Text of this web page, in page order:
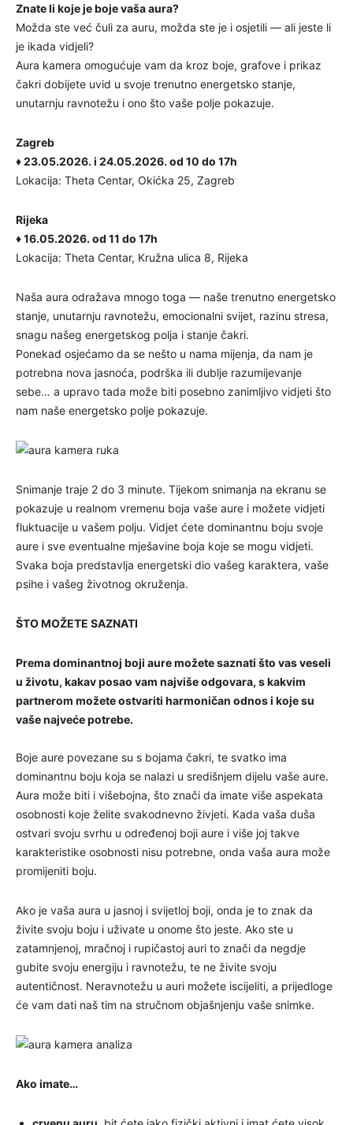
Znate li koje je boje vaša aura?
Možda ste već čuli za auru, možda ste je i osjetili — ali jeste li
je ikada vidjeli?
Aura kamera omogućuje vam da kroz boje, grafove i prikaz
čakri dobijete uvid u svoje trenutno energetsko stanje,
unutarnju ravnotežu i ono što vaše polje pokazuje.
Zagreb
♦ 23.05.2026. i 24.05.2026. od 10 do 17h
Lokacija: Theta Centar, Okićka 25, Zagreb
Rijeka
♦ 16.05.2026. od 11 do 17h
Lokacija: Theta Centar, Kružna ulica 8, Rijeka
Naša aura odražava mnogo toga — naše trenutno energetsko
stanje, unutarnju ravnotežu, emocionalni svijet, razinu stresa,
snagu našeg energetskog polja i stanje čakri.
Ponekad osjećamo da se nešto u nama mijenja, da nam je
potrebna nova jasnoća, podrška ili dublje razumijevanje
sebe… a upravo tada može biti posebno zanimljivo vidjeti što
nam naše energetsko polje pokazuje.
Snimanje traje 2 do 3 minute. Tijekom snimanja na ekranu se
pokazuje u realnom vremenu boja vaše aure i možete vidjeti
fluktuacije u vašem polju. Vidjet ćete dominantnu boju svoje
aure i sve eventualne mješavine boja koje se mogu vidjeti.
Svaka boja predstavlja energetski dio vašeg karaktera, vaše
psihe i vašeg životnog okruženja.
ŠTO MOŽETE SAZNATI
Prema dominantnoj boji aure možete saznati što vas veseli
u životu, kakav posao vam najviše odgovara, s kakvim
partnerom možete ostvariti harmoničan odnos i koje su
vaše najveće potrebe.
Boje aure povezane su s bojama čakri, te svatko ima
dominantnu boju koja se nalazi u središnjem dijelu vaše aure.
Aura može biti i višebojna, što znači da imate više aspekata
osobnosti koje želite svakodnevno živjeti. Kada vaša duša
ostvari svoju svrhu u određenoj boji aure i više joj takve
karakteristike osobnosti nisu potrebne, onda vaša aura može
promijeniti boju.
Ako je vaša aura u jasnoj i svijetloj boji, onda je to znak da
živite svoju boju i uživate u onome što jeste. Ako ste u
zatamnjenoj, mračnoj i rupičastoj auri to znači da negdje
gubite svoju energiju i ravnotežu, te ne živite svoju
autentičnost. Neravnotežu u auri možete iscijeliti, a prijedloge
će vam dati naš tim na stručnom objašnjenju vaše snimke.
Ako imate…